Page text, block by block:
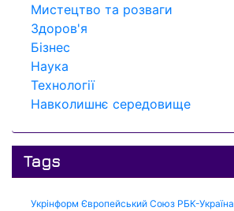
Мистецтво та розваги
Здоров'я
Бізнес
Наука
Технології
Навколишнє середовище
Tags
Укрінформ Європейський Союз РБК-Україна